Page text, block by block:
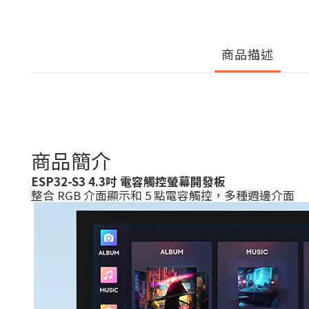
商品描述
商品簡介
ESP32-S3 4.3吋 電容觸控螢幕開發板
整合 RGB 介面顯示和 5 點電容觸控，多種週邊介面